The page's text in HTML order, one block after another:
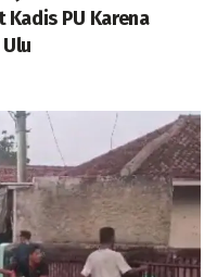
Kadis PU Karena